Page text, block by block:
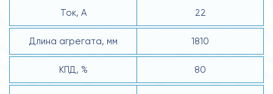
Ток, А 22
Длина агрегата, мм 1810
КПД, % 80